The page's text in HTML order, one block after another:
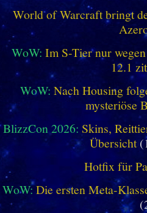
World of Warcraft bringt
WoW: Im S-Tier nur
12.1
WoW: Nach Housing
mysteriöse
BlizzCon 2026: Skins,
Übersicht
Hotfix für
WoW:Die ersten Meta-